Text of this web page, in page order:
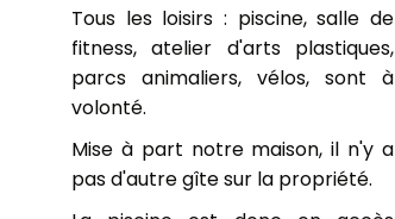
Tous les loisirs : piscine, salle de
fitness, atelier d'arts plastiques,
parcs animaliers, vélos, sont à
volonté.
Mise à part notre maison, il n'y a
pas d'autre gîte sur la propriété.